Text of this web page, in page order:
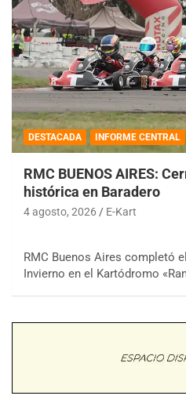
DESTACADA INFORME CENTRAL
RMC BUENOS AIRES:
histórica en Baradero
4 agosto, 2026 E-Kart
RMC Buenos Aires completó
Invierno en el Kartódromo